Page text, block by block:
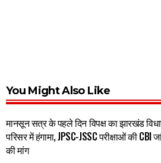
You Might Also Like
मानसून सत्र के पहले दिन विपक्ष का झारखंड
परिसर में हंगामा, JPSC-JSSC परीक्षाओं की CBI
की मांग